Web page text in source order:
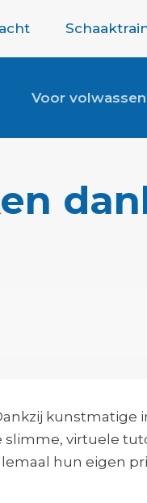
Voor
virtuele
hun eigen